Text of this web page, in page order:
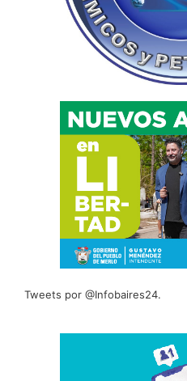
Tweets por @Infobaires24.